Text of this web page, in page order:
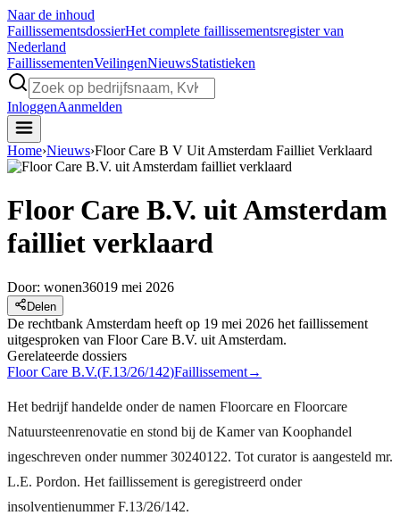
Naar de inhoud
FaillissementsdossierHet complete faillissementsregister van
Nederland
FaillissementenVeilingenNieuwsStatistieken
InloggenAanmelden
Home›Nieuws›Floor Care B V Uit Amsterdam Failliet Verklaard
Floor Care B.V. uit Amsterdam
failliet verklaard
Door: wonen36019 mei 2026
Delen
De rechtbank Amsterdam heeft op 19 mei 2026 het faillissement
uitgesproken van Floor Care B.V. uit Amsterdam.
Gerelateerde dossiers
Floor Care B.V.(F.13/26/142)Faillissement→
Het bedrijf handelde onder de namen Floorcare en Floorcare
Natuursteenrenovatie en stond bij de Kamer van Koophandel
ingeschreven onder nummer 30240122. Tot curator is aangesteld mr.
L.E. Pordon. Het faillissement is geregistreerd onder
insolventienummer F.13/26/142.